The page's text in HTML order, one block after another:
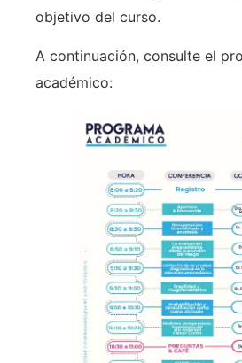
objetivo del curso.
A continuación, consulte el
académico: